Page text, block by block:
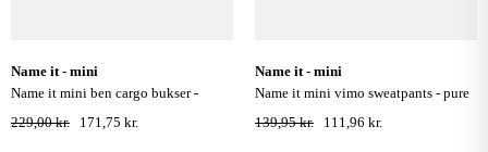
name it - mini
name it mini ben cargo bukser -
incense
229,00 kr. 171,75 kr.
name it - mini
name it mini vimo sweatpants - pure
cashmere
139,95 kr. 111,96 kr.